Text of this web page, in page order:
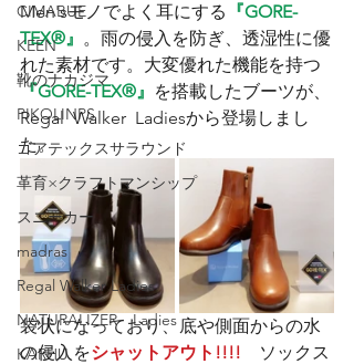
CIMABUE
KEEN
靴のナカジマ
PIKOLINPS
ゴアテックスサラウンド
革育×クラフトマンシップ
スニーカー
madras
Regal Walker Ladies
NATURALIZER Ladies
KARHU
Men'sモノでよく耳にする 『GORE-
TEX®』 。雨の侵入を防ぎ、透湿性に優
れた素材です。大変優れた機能を持つ
『GORE-TEX®』 を搭載したブーツが、
Regal  Walker  Ladiesから登場しまし
た。
袋状になっており、底や側面からの水
の侵入をシャットアウト!!!! ソックス